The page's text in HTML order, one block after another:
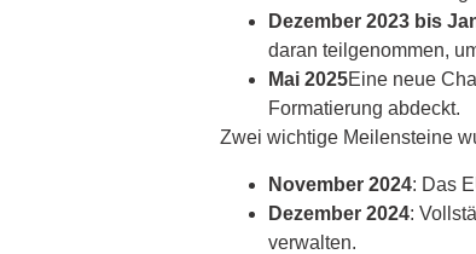
Dezember 2023 bis
daran teilgenommen,
Mai 2025Eine neue
Formatierung abdeckt.
Zwei wichtige Meilensteine
November 2024: Das
Dezember 2024:
verwalten.